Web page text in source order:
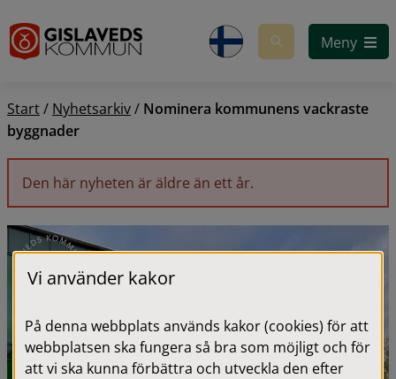
Meny
Start/ Nyhetsarkiv/ Nominera kommunens vackraste
byggnader
Den här nyheten är äldre än ett år.
Vi använder kakor
På denna webbplats används kakor (cookies) för att
webbplatsen ska fungera så bra som möjligt och för
att vi ska kunna förbättra och utveckla den efter